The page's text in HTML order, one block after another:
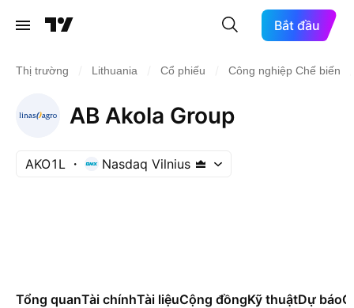
Bắt đầu
Thị trường Lithuania Cổ phiếu Công nghiệp Chế biến
AB Akola Group
AKO1L Nasdaq Vilnius
Tổng quanTài chínhTài liệuCộng đồngKỹ thuậtDự báo